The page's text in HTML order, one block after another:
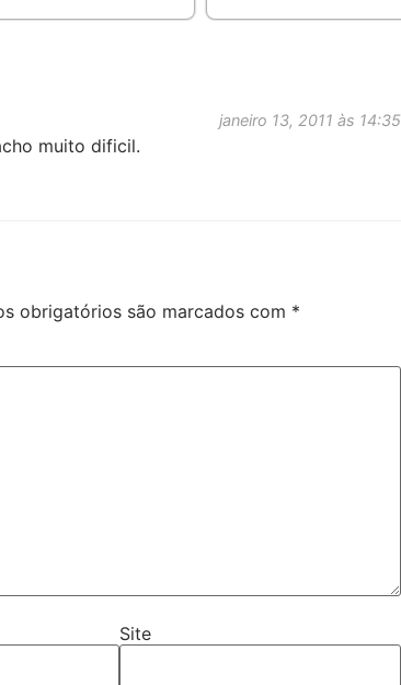
janeiro 13, 2011 às 14:35
muito dificil.
obrigatórios são marcados com *
Site